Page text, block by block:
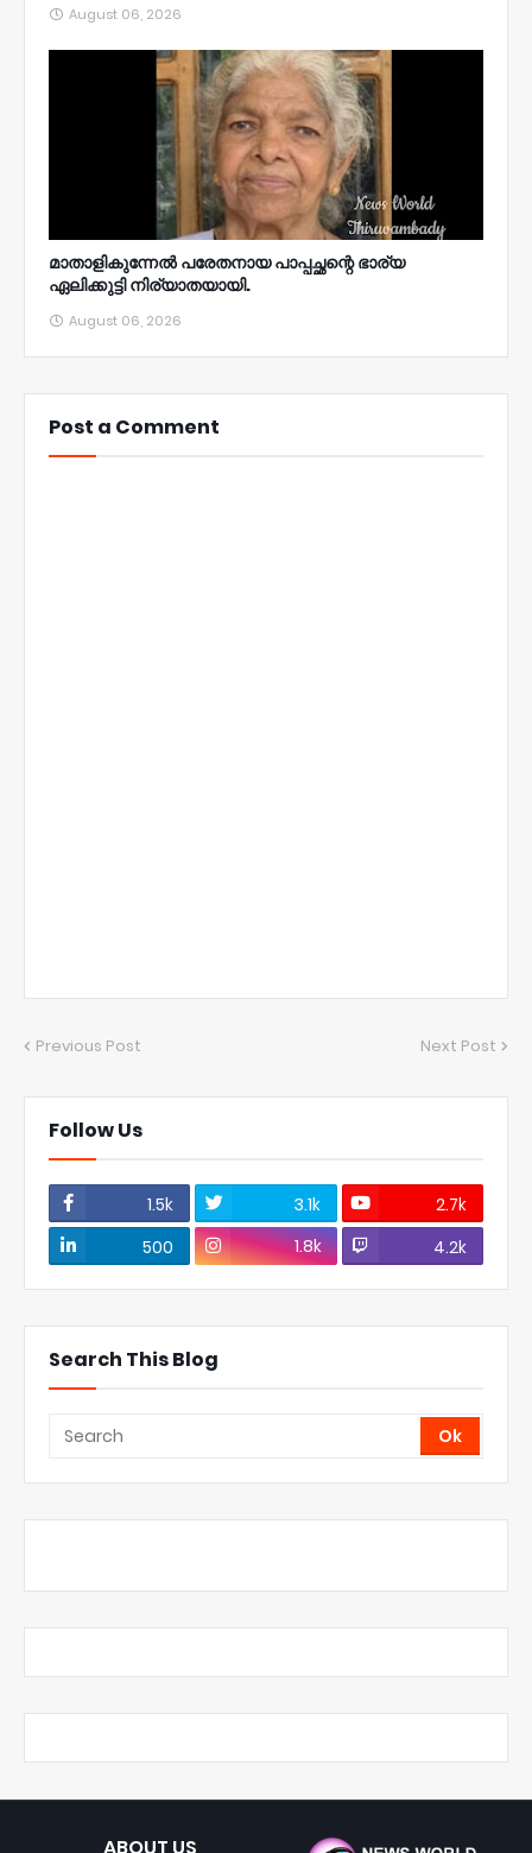
August 06, 2026
മാതാളികുന്നേൽ പരേതനായ പാപ്പച്ഛന്റെ ഭാര്യ
ഏലിക്കുട്ടി നിര്യാതയായി.
August 06, 2026
Post a Comment
Previous Post Next Post
Follow Us
1.5k 3.1k
2.7k
500
1.8k 4.2k
Search This Blog